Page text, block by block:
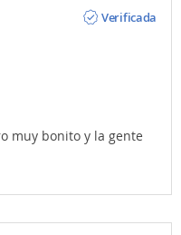
Verificada
muy bonito y la gente